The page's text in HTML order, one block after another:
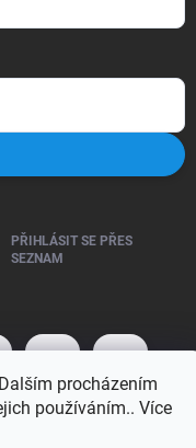
procházením
používáním.. Více
PŘIHLÁSIT SE PŘES
SEZNAM